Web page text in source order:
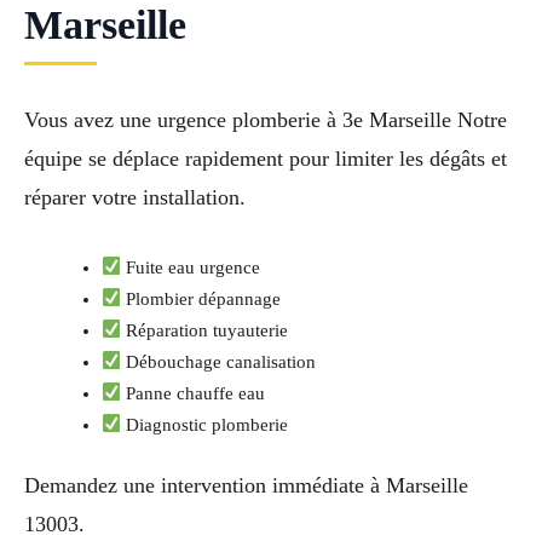
Marseille
Vous avez une urgence plomberie à 3e Marseille Notre
équipe se déplace rapidement pour limiter les dégâts et
réparer votre installation.
Fuite eau urgence
Plombier dépannage
Réparation tuyauterie
Débouchage canalisation
Panne chauffe eau
Diagnostic plomberie
Demandez une intervention immédiate à Marseille
13003.